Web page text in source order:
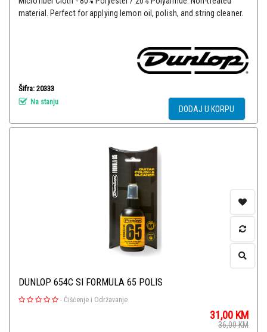
material. Perfect for applying lemon oil, polish, and string cleaner.
Šifra: 20333
Na stanju
DODAJ U KORPU
DUNLOP 654C SI FORMULA 65 POLIS
- Čišćenje i Održavanje
31,00 KM
36,00KM